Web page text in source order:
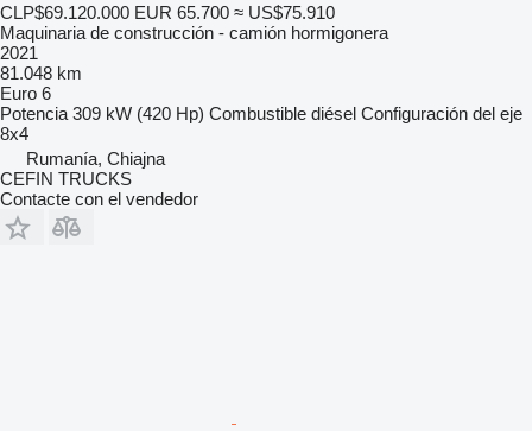
CLP$69.120.000 EUR 65.700 ≈ US$75.910
Maquinaria de construcción - camión hormigonera
2021
81.048 km
Euro 6
Potencia 309 kW (420 Hp) Combustible diésel Configuración del eje
8x4
Rumanía, Chiajna
CEFIN TRUCKS
Contacte con el vendedor